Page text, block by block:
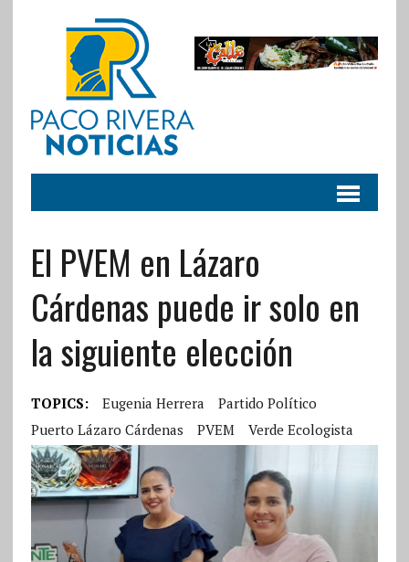
El PVEM en Lázaro
Cárdenas puede ir solo en
la siguiente elección
TOPICS: Eugenia Herrera
Partido Político
Puerto Lázaro Cárdenas
PVEM Verde Ecologista